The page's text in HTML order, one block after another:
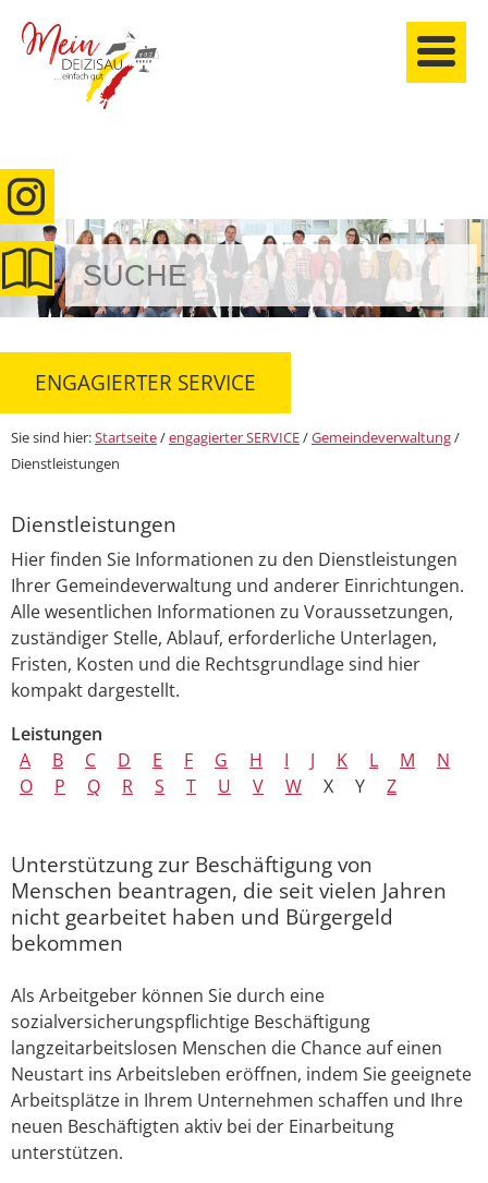
anmelden
ENGAGIERTER SERVICE
Sie sind hier:Startseite/engagierter SERVICE/Gemeindeverwaltung/
Dienstleistungen
Dienstleistungen
Hier finden Sie Informationen zu den Dienstleistungen
Ihrer Gemeindeverwaltung und anderer Einrichtungen.
Alle wesentlichen Informationen zu Voraussetzungen,
zuständiger Stelle, Ablauf, erforderliche Unterlagen,
Fristen, Kosten und die Rechtsgrundlage sind hier
kompakt dargestellt.
Leistungen
A
B C D E F G H I J K L M
N
O
P Q R S T U V W X Y Z
Unterstützung zur Beschäftigung von
Menschen beantragen, die seit vielen Jahren
nicht gearbeitet haben und Bürgergeld
bekommen
Als Arbeitgeber können Sie durch eine
sozialversicherungspflichtige Beschäftigung
langzeitarbeitslosen Menschen die Chance auf einen
Neustart ins Arbeitsleben eröffnen, indem Sie geeignete
Arbeitsplätze in Ihrem Unternehmen schaffen und Ihre
neuen Beschäftigten aktiv bei der Einarbeitung
unterstützen.